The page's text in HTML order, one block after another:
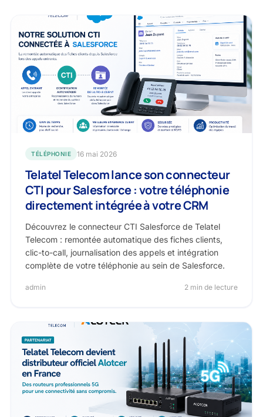
TÉLÉPHONIE 16 mai 2026
Telatel Telecom lance son connecteur
CTI pour Salesforce : votre téléphonie
directement intégrée à votre CRM
Découvrez le connecteur CTI Salesforce de Telatel
Telecom : remontée automatique des fiches clients,
clic-to-call, journalisation des appels et intégration
complète de votre téléphonie au sein de Salesforce.
admin 2 min de lecture